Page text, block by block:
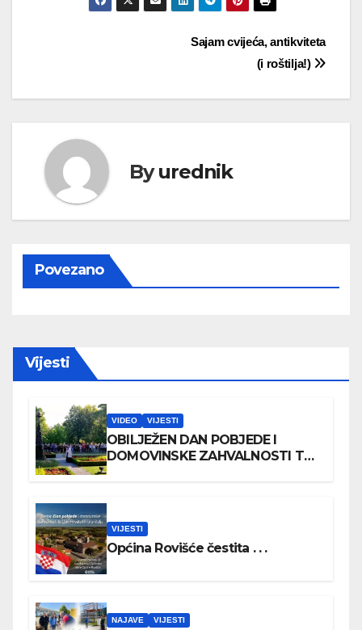
Sajam cvijeća, antikviteta
(i roštilja!)
Byurednik
Povezano
Vijesti
VIDEO VIJESTI
OBILJEŽEN DAN POBJEDE I
DOMOVINSKE ZAHVALNOSTI TE
VIJESTI
Općina Rovišće čestita . . .
NAJAVE VIJESTI